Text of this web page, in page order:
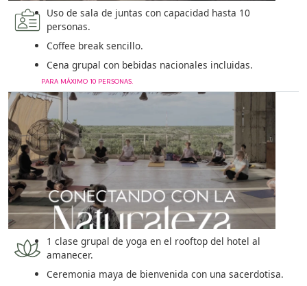
Uso de sala de juntas con capacidad hasta 10
personas.
Coffee break sencillo.
Cena grupal con bebidas nacionales incluidas.
PARA MÁXIMO 10 PERSONAS.
1 clase grupal de yoga en el rooftop del hotel al
amanecer.
Ceremonia maya de bienvenida con una sacerdotisa.